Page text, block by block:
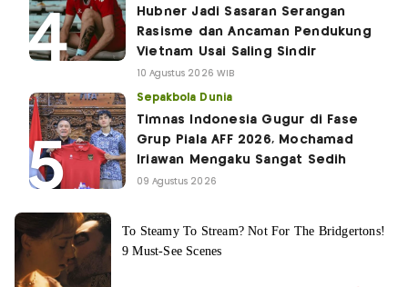
Hubner Jadi Sasaran Serangan
Rasisme dan Ancaman Pendukung
Vietnam Usai Saling Sindir
10 Agustus 2026 WIB
Sepakbola Dunia
Timnas Indonesia Gugur di Fase
Grup Piala AFF 2026, Mochamad
Iriawan Mengaku Sangat Sedih
09 Agustus 2026